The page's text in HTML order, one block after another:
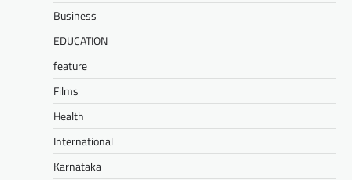
Business
EDUCATION
feature
Films
Health
International
Karnataka